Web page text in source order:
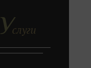
Услуги